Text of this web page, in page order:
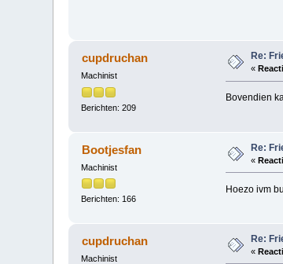
cupdruchan
Machinist
Berichten: 209
Re:
«
Bovendien
Bootjesfan
Machinist
Berichten: 166
Re:
«
Hoezo ivm
cupdruchan
Machinist
Re:
«